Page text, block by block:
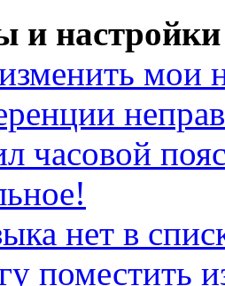
и настройки
мои
часовой
нет в
поместить